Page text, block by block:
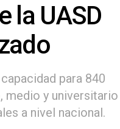
la UASD
para 840
medio y universitario
a nivel nacional.